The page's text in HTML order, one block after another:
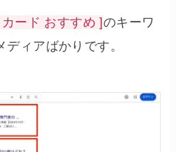
ード おすすめ ]のキーワ
ィアばかりです。